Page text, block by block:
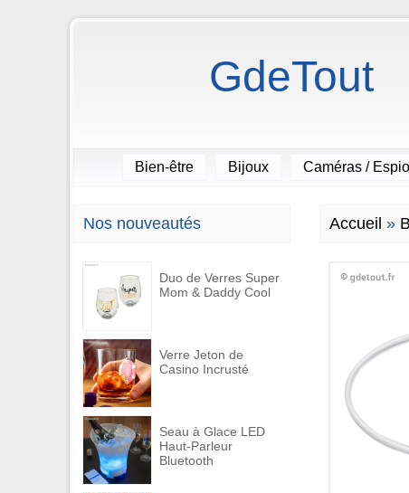
GdeTout
Bien-être Bijoux Caméras /
Nos nouveautés
Duo de Verres Super
Mom & Daddy Cool
Verre Jeton de
Casino Incrusté
Seau à Glace LED
Haut-Parleur
Bluetooth
Accueil »